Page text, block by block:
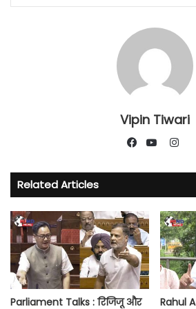
Vipin Tiwari
Related Articles
Parliament Talks : रिजिजू और
Rahul